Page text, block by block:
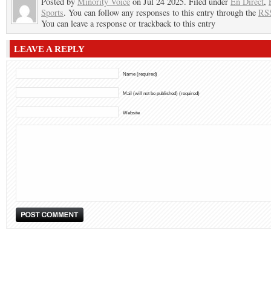
Sports. You can follow any responses to this entry through the
You can leave a response or trackback to this entry
LEAVE A REPLY
Name (required)
Mail (will not be published) (required)
Website